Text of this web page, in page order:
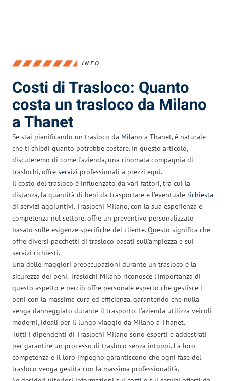
INFO
Costi di Trasloco: Quanto
costa un trasloco da Milano
a Thanet
Se stai pianificando un trasloco da Milano a Thanet, è naturale
che ti chiedi quanto potrebbe costare. In questo articolo,
discuteremo di come l’azienda, una rinomata compagnia di
traslochi, offre servizi professionali a prezzi equi.
Il costo del trasloco è influenzato da vari fattori, tra cui la
distanza, la quantità di beni da trasportare e l’eventuale richiesta
di servizi aggiuntivi. Traslochi Milano, con la sua esperienza e
competenza nel settore, offre un preventivo personalizzato
basato sulle esigenze specifiche del cliente. Questo significa che
offre diversi pacchetti di trasloco basati sull’ampiezza e sui
servizi richiesti.
Una delle maggiori preoccupazioni durante un trasloco è la
sicurezza dei beni. Traslochi Milano riconosce l’importanza di
questo aspetto e perciò offre personale esperto che gestisce i
beni con la massima cura ed efficienza, garantendo che nulla
venga danneggiato durante il trasporto. L’azienda utilizza veicoli
moderni, ideali per il lungo viaggio da Milano a Thanet.
Tutti i dipendenti di Traslochi Milano sono esperti e addestrati
per garantire un processo di trasloco senza intoppi. La loro
competenza e il loro impegno garantiscono che ogni fase del
trasloco venga gestita con la massima professionalità.